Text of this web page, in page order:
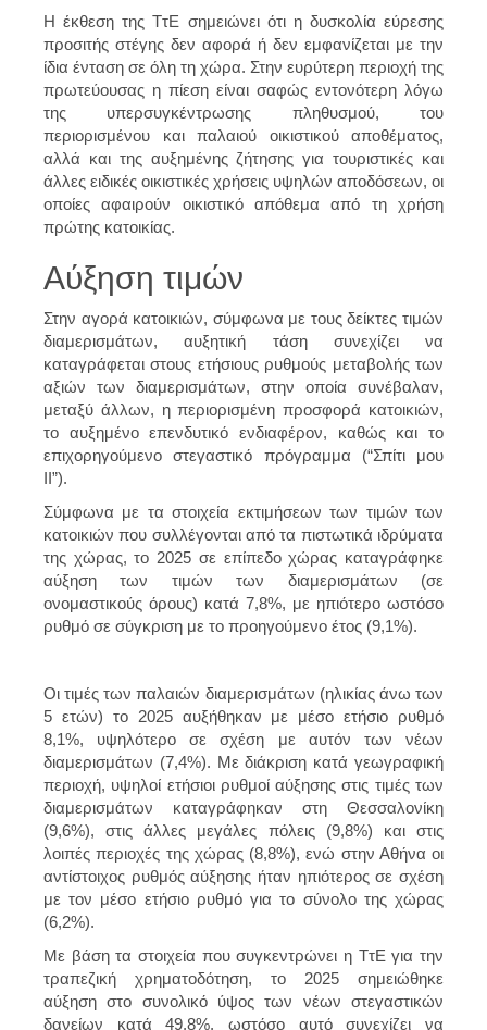
Η έκθεση της ΤτΕ σημειώνει ότι η δυσκολία εύρεσης
προσιτής στέγης δεν αφορά ή δεν εμφανίζεται με την
ίδια ένταση σε όλη τη χώρα. Στην ευρύτερη περιοχή της
πρωτεύουσας η πίεση είναι σαφώς εντονότερη λόγω
της υπερσυγκέντρωσης πληθυσμού, του
περιορισμένου και παλαιού οικιστικού αποθέματος,
αλλά και της αυξημένης ζήτησης για τουριστικές και
άλλες ειδικές οικιστικές χρήσεις υψηλών αποδόσεων, οι
οποίες αφαιρούν οικιστικό απόθεμα από τη χρήση
πρώτης κατοικίας.
Αύξηση τιμών
Στην αγορά κατοικιών, σύμφωνα με τους δείκτες τιμών
διαμερισμάτων, αυξητική τάση συνεχίζει να
καταγράφεται στους ετήσιους ρυθμούς μεταβολής των
αξιών των διαμερισμάτων, στην οποία συνέβαλαν,
μεταξύ άλλων, η περιορισμένη προσφορά κατοικιών,
το αυξημένο επενδυτικό ενδιαφέρον, καθώς και το
επιχορηγούμενο στεγαστικό πρόγραμμα (“Σπίτι μου
ΙΙ”).
Σύμφωνα με τα στοιχεία εκτιμήσεων των τιμών των
κατοικιών που συλλέγονται από τα πιστωτικά ιδρύματα
της χώρας, το 2025 σε επίπεδο χώρας καταγράφηκε
αύξηση των τιμών των διαμερισμάτων (σε
ονομαστικούς όρους) κατά 7,8%, με ηπιότερο ωστόσο
ρυθμό σε σύγκριση με το προηγούμενο έτος (9,1%).
Οι τιμές των παλαιών διαμερισμάτων (ηλικίας άνω των
5 ετών) το 2025 αυξήθηκαν με μέσο ετήσιο ρυθμό
8,1%, υψηλότερο σε σχέση με αυτόν των νέων
διαμερισμάτων (7,4%). Με διάκριση κατά γεωγραφική
περιοχή, υψηλοί ετήσιοι ρυθμοί αύξησης στις τιμές των
διαμερισμάτων καταγράφηκαν στη Θεσσαλονίκη
(9,6%), στις άλλες μεγάλες πόλεις (9,8%) και στις
λοιπές περιοχές της χώρας (8,8%), ενώ στην Αθήνα οι
αντίστοιχος ρυθμός αύξησης ήταν ηπιότερος σε σχέση
με τον μέσο ετήσιο ρυθμό για το σύνολο της χώρας
(6,2%).
Με βάση τα στοιχεία που συγκεντρώνει η ΤτΕ για την
τραπεζική χρηματοδότηση, το 2025 σημειώθηκε
αύξηση στο συνολικό ύψος των νέων στεγαστικών
δανείων κατά 49,8%, ωστόσο αυτό συνεχίζει να